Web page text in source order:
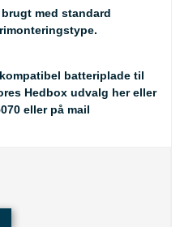
med standard
batteriplade til
Hedbox udvalg hereller
eller på mail